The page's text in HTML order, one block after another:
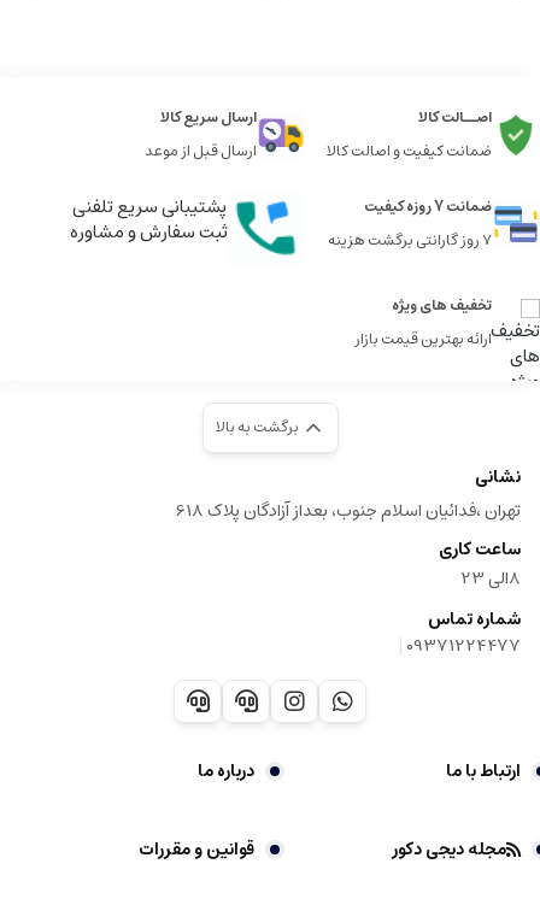
اصــالت کالا
ضمانت کیفیت و اصالت کالا
ارسال سریع کالا
ارسال قبل از موعد
ضمانت 7 روزه کیفیت
7 روز گارانتی برگشت هزینه
پشتیبانی سریع تلفنی
ثبت سفارش و مشاوره
تخفیف های ویژه
ارائه بهترین قیمت بازار
برگشت به بالا
نشانی
تهران ،فدائیان اسلام جنوب، بعداز آزادگان پلاک 618
ساعت کاری
8الی 23
شماره تماس
09371224477
|
ارتباط با ما درباره ما
مجله دیجی دکور قوانین و مقررات